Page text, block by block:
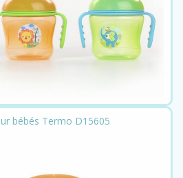
bébés Termo D15605